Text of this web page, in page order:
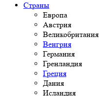
Страны
Европа
Австрия
Великобритания
Венгрия
Германия
Гренландия
Греция
Дания
Исландия